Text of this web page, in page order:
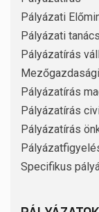
Pályázati
Pályázati
Pályázatírás
Pályázatírás
Pályázatírás
Pályázatírás
Specifikus